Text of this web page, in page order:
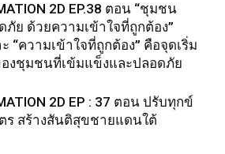
2D EP.38 ตอน “ชุมชน
ภัย ด้วยความเข้าใจที่ถูกต้อง”
ะ “ความเข้าใจที่ถูกต้อง” คือจุดเริ่ม
งชุมชนที่เข้มแข็งและปลอดภัย
2D EP : 37 ตอน ปรับทุกข์
ร สร้างสันติสุขชายแดนใต้